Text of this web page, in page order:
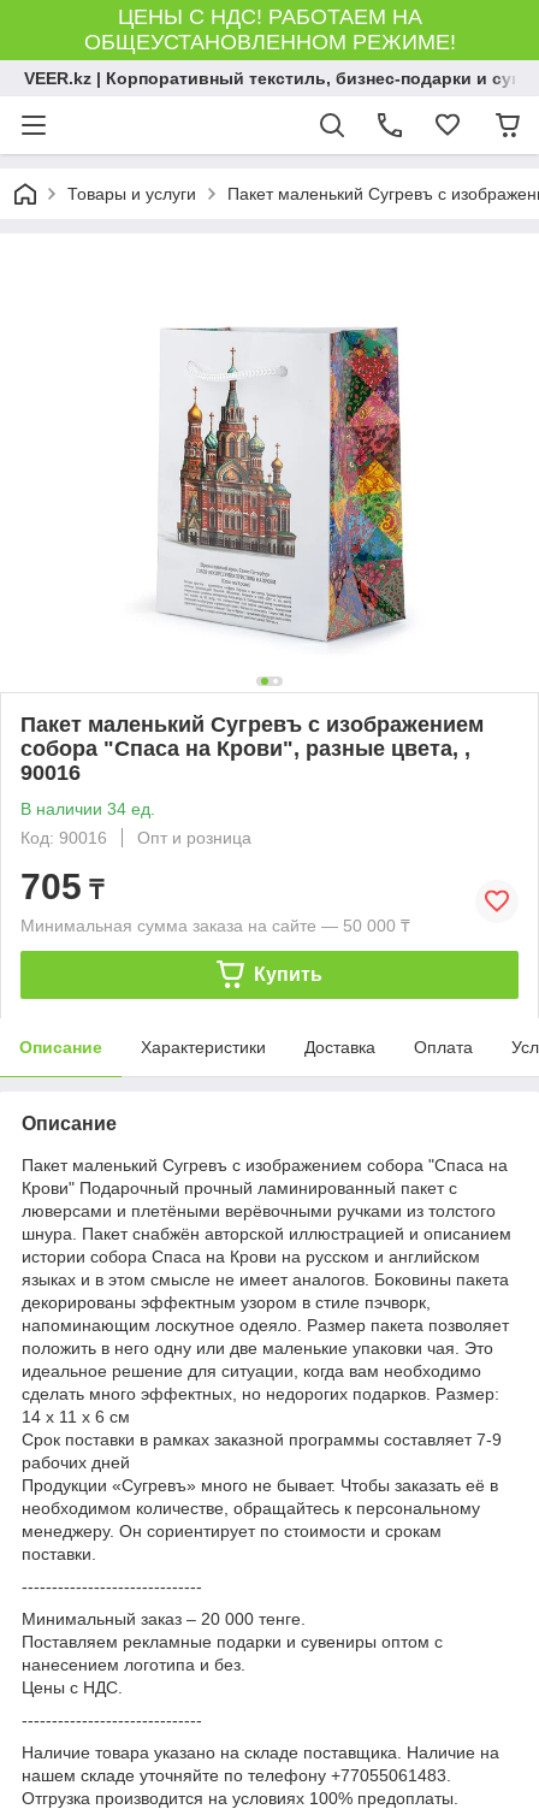
ЦЕНЫ С НДС! РАБОТАЕМ НА
ОБЩЕУСТАНОВЛЕННОМ РЕЖИМЕ!
VEER.kz | Корпоративный текстиль, бизнес-подарки и
Товары и услуги Пакет маленький Сугревъ с
Пакет маленький Сугревъ с изображением
собора "Спаса на Крови", разные цвета, ,
90016
В наличии 34 ед.
Код: 90016
Опт и розница
705 ₸
Минимальная сумма заказа на сайте — 50 000 ₸
Купить
Описание Характеристики Доставка Оплата
Описание
Пакет маленький Сугревъ с изображением собора "Спаса на
Крови" Подарочный прочный ламинированный пакет с
люверсами и плетёными верёвочными ручками из толстого
шнура. Пакет снабжён авторской иллюстрацией и описанием
истории собора Спаса на Крови на русском и английском
языках и в этом смысле не имеет аналогов. Боковины пакета
декорированы эффектным узором в стиле пэчворк,
напоминающим лоскутное одеяло. Размер пакета позволяет
положить в него одну или две маленькие упаковки чая. Это
идеальное решение для ситуации, когда вам необходимо
сделать много эффектных, но недорогих подарков. Размер:
14 х 11 х 6 см
Срок поставки в рамках заказной программы составляет 7-9
рабочих дней
Продукции «Сугревъ» много не бывает. Чтобы заказать её в
необходимом количестве, обращайтесь к персональному
менеджеру. Он сориентирует по стоимости и срокам
поставки.
------------------------------
Минимальный заказ – 20 000 тенге.
Поставляем рекламные подарки и сувениры оптом с
нанесением логотипа и без.
Цены с НДС.
------------------------------
Наличие товара указано на складе поставщика. Наличие на
нашем складе уточняйте по телефону +77055061483.
Отгрузка производится на условиях 100% предоплаты.